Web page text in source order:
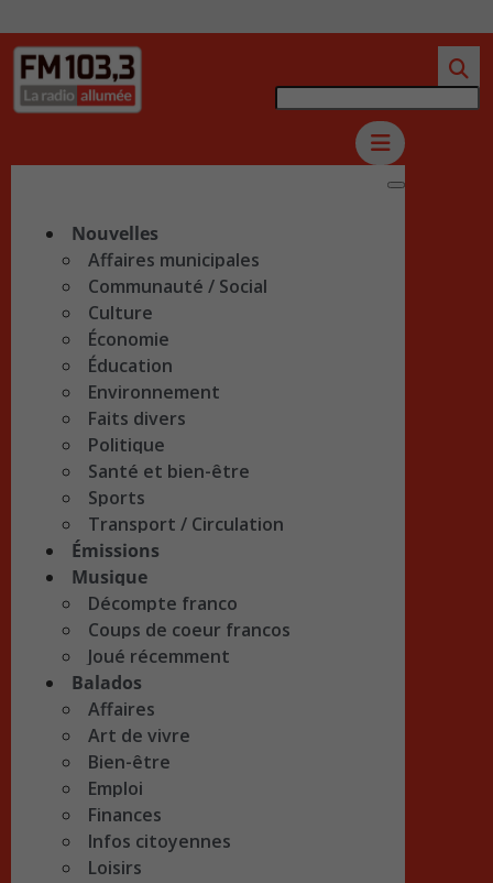
Nouvelles
Affaires municipales
Communauté / Social
Culture
Économie
Éducation
Environnement
Faits divers
Politique
Santé et bien-être
Sports
Transport / Circulation
Émissions
Musique
Décompte franco
Coups de coeur francos
Joué récemment
Balados
Affaires
Art de vivre
Bien-être
Emploi
Finances
Infos citoyennes
Loisirs